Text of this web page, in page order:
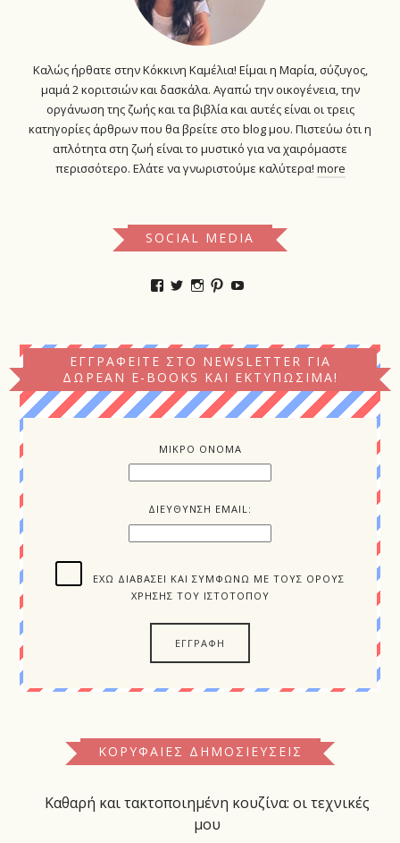
Καλώς ήρθατε στην Κόκκινη Καμέλια! Είμαι η Μαρία, σύζυγος,
μαμά 2 κοριτσιών και δασκάλα. Αγαπώ την οικογένεια, την
οργάνωση της ζωής και τα βιβλία και αυτές είναι οι τρεις
κατηγορίες άρθρων που θα βρείτε στο blog μου. Πιστεύω ότι η
απλότητα στη ζωή είναι το μυστικό για να χαιρόμαστε
περισσότερο. Ελάτε να γνωριστούμε καλύτερα! more
SOCIAL MEDIA
Προβολή
στο
Facebook
Προβολή
στο
Twitter
Προβολή
στο
Instagram
Προβολή
στο
Pinterest
YouTube
ΕΓΓΡΑΦΕΊΤΕ ΣΤΟ NEWSLETTER ΓΙΑ
ΔΩΡΕΆΝ E-BOOKS ΚΑΙ ΕΚΤΥΠΏΣΙΜΑ!
ΜΙΚΡΟ ΟΝΟΜΑ
ΔΙΕΥΘΥΝΣΗ EMAIL:
ΈΧΩ ΔΙΑΒΆΣΕΙ ΚΑΙ ΣΥΜΦΩΝΏ ΜΕ ΤΟΥΣ ΌΡΟΥΣ
ΧΡΉΣΗΣ ΤΟΥ ΙΣΤΌΤΟΠΟΥ
ΚΟΡΥΦΑΊΕΣ ΔΗΜΟΣΙΕΎΣΕΙΣ
Καθαρή και τακτοποιημένη κουζίνα: οι τεχνικές
μου